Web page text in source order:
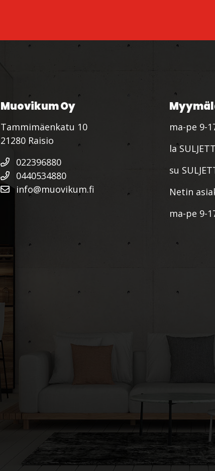
Muovikum Oy
Tammimäenkatu 10
21280 Raisio
022396880
0440534880
info@muovikum.fi
ma-pe 9-
la
su
Netin
ma-pe 9-